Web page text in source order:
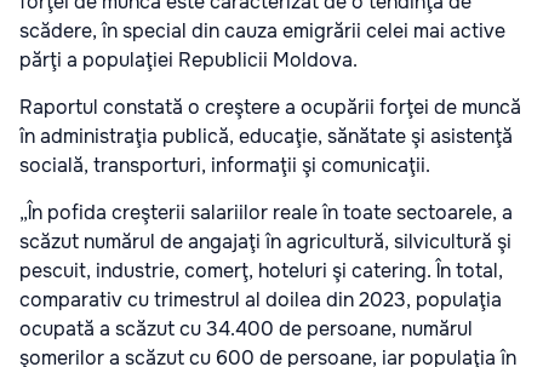
scădere, în special din cauza emigrării celei mai active
părţi a populaţiei Republicii Moldova.
Raportul constată o creştere a ocupării forţei de muncă
în administraţia publică, educaţie, sănătate şi asistenţă
socială, transporturi, informaţii şi comunicaţii.
„În pofida creşterii salariilor reale în toate sectoarele, a
scăzut numărul de angajaţi în agricultură, silvicultură şi
pescuit, industrie, comerţ, hoteluri şi catering. În total,
comparativ cu trimestrul al doilea din 2023, populaţia
ocupată a scăzut cu 34.400 de persoane, numărul
şomerilor a scăzut cu 600 de persoane, iar populaţia în